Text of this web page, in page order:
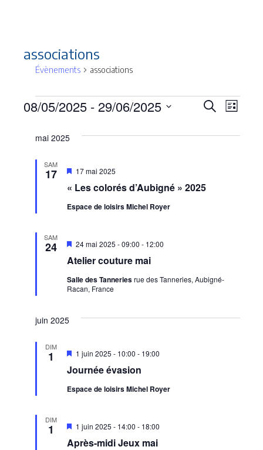
associations
Évènements associations
Évènements
et
de
Recherche
Liste
08/05/2025 - 29/06/2025
unemai 2025
SAM
17
« Les colorés d’Aubigné » 2025
Mis
avant
17 mai 2025
Espace de loisirs Michel Royer
SAM
24
Atelier couture mai
Mis
avant
24 mai 2025 - 09:00 - 12:00
Salle des Tanneriesrue des Tanneries, Aubigné-
Racan, France
juin 2025
DIM
1
Journée évasion
Mis
avant
1 juin 2025 - 10:00 - 19:00
Espace de loisirs Michel Royer
DIM
1
Après-midi Jeux mai
Mis
avant
1 juin 2025 - 14:00 - 18:00